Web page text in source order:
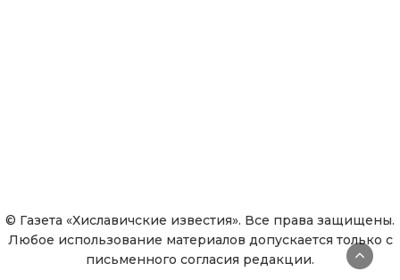
© Газета «Хиславичские известия». Все права защищены.
Любое использование материалов допускается только с
письменного согласия редакции.